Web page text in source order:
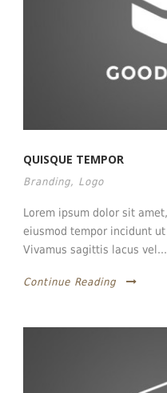
QUISQUE TEMPOR
Branding, Logo
Lorem ipsum dolor sit
eiusmod tempor incidunt
Vivamus sagittis lacus vel...
Continue Reading